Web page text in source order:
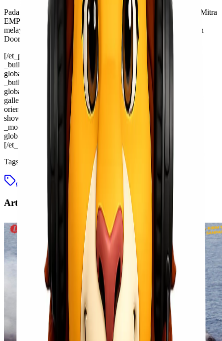
Pada tanggal 1 Januari 2021 Lionel Cargo telah resmi menjadi Mitra
EMPU Bandara Sultan Hasaddin Makassar. dan Lionel Cargo
melayani pengiriman barang via udara baik Port to Port maupun
Door to Door keseluruh wilayah Indonesia.
[/et_pb_text][/et_pb_column][/et_pb_row][et_pb_row
_builder_version=”4.16″ _module_preset=”default”
global_colors_info=”{}”][et_pb_column type=”4_4″
_builder_version=”4.16″ _module_preset=”default”
global_colors_info=”{}”][et_pb_gallery
gallery_ids=”2268,2269,2270″ posts_number=”3″
orientation=”portrait” show_title_and_caption=”off”
show_pagination=”off” _builder_version=”4.16″
_module_preset=”default” box_shadow_style_image=”preset2″
global_colors_info=”{}”][/et_pb_gallery][/et_pb_column]
[/et_pb_row][/et_pb_section]
Tags
empu bandara makassar Lionel Cargo Makassar
Artikel Terkait